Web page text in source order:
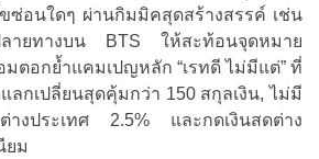
ซ่อนใดๆ ผ่านกิมมิคสุดสร้างสรรค์ เช่น
ลายทางบน BTS ให้สะท้อนจุดหมาย
ตอกย้ำแคมเปญหลัก “เรทดี ไม่มีแต่” ที่
ลกเปลี่ยนสุดคุ้มกว่า 150 สกุลเงิน, ไม่มี
ต่างประเทศ 2.5% และกดเงินสดต่าง
ยม